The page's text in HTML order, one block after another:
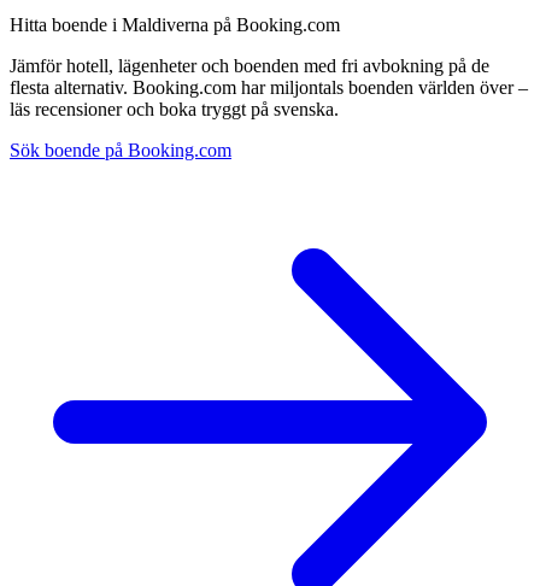
Hitta boende i Maldiverna på Booking.com
Jämför hotell, lägenheter och boenden med fri avbokning på de
flesta alternativ. Booking.com har miljontals boenden världen över –
läs recensioner och boka tryggt på svenska.
Sök boende på Booking.com